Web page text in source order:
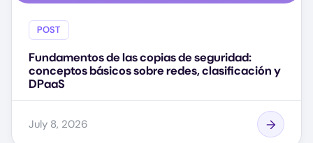
POST
Fundamentos de las copias de seguridad:
conceptos básicos sobre redes, clasificación y
DPaaS
July 8, 2026